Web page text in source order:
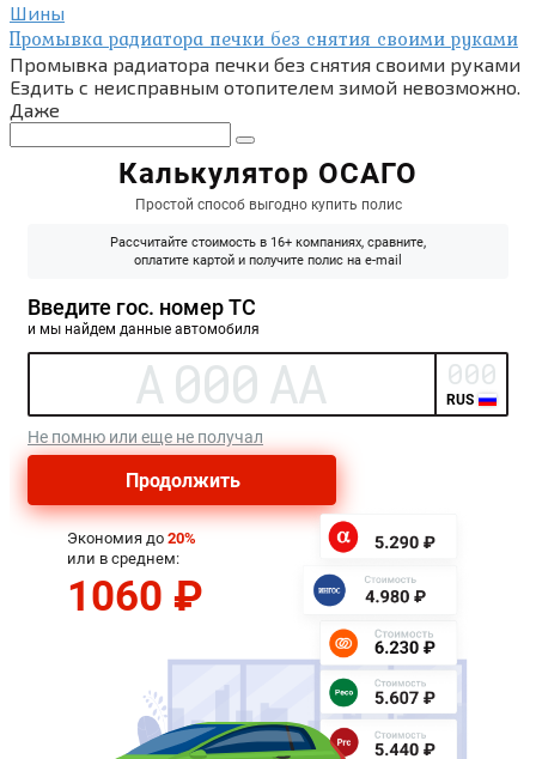
Шины
Промывка радиатора печки без снятия своими руками
Промывка радиатора печки без снятия своими руками
Ездить с неисправным отопителем зимой невозможно.
Даже
Поиск: